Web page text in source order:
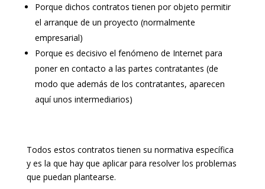
Porque dichos contratos tienen por objeto permitir
el arranque de un proyecto (normalmente
empresarial)
Porque es decisivo el fenómeno de Internet para
poner en contacto a las partes contratantes (de
modo que además de los contratantes, aparecen
aquí unos intermediarios)
Todos estos contratos tienen su normativa específica
y es la que hay que aplicar para resolver los problemas
que puedan plantearse.